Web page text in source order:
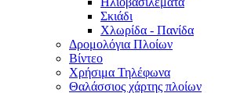
Σκιάδι
Χλωρίδα - Πανίδα
Δρομολόγια Πλοίων
Βίντεο
Χρήσιμα Τηλέφωνα
Θαλάσσιος χάρτης πλοίων